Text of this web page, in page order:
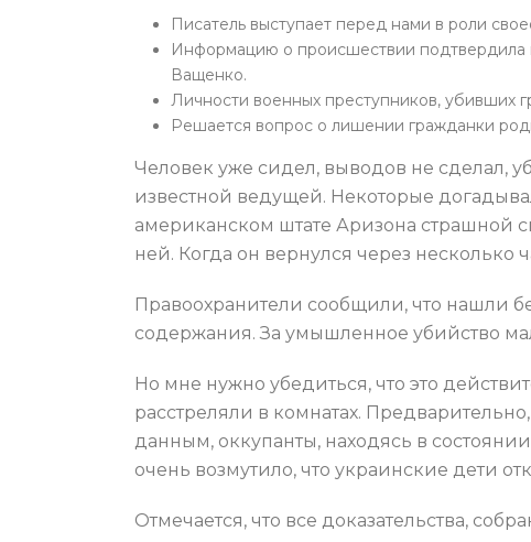
Писатель выступает перед нами в роли
Информацию о происшествии подтвердила
Ващенко.
Личности военных преступников, убивших
Решается вопрос о лишении гражданки
Человек уже сидел, выводов не сделал,
известной ведущей. Некоторые
американском штате Аризона страшной
ней. Когда он вернулся через
Правоохранители сообщили, что нашли
содержания. За умышленное убийство
Но мне нужно убедиться, что это
расстреляли в комнатах.
данным, оккупанты, находясь в
очень возмутило, что украинские дети
Отмечается, что все доказательства,